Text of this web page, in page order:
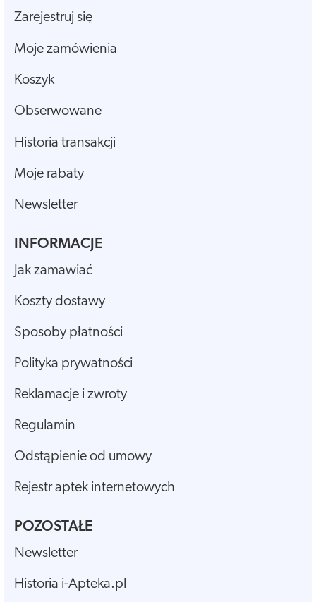
Zarejestruj się
Moje zamówienia
Koszyk
Obserwowane
Historia transakcji
Moje rabaty
Newsletter
INFORMACJE
Jak zamawiać
Koszty dostawy
Sposoby płatności
Polityka prywatności
Reklamacje i zwroty
Regulamin
Odstąpienie od umowy
Rejestr aptek internetowych
POZOSTAŁE
Newsletter
Historia i-Apteka.pl